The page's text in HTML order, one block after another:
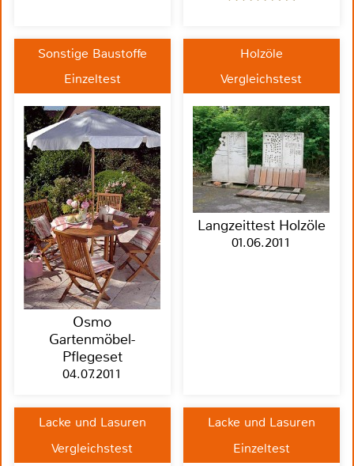
Sonstige Baustoffe
Einzeltest
Osmo
Gartenmöbel-
Pflegeset
04.07.2011
Holzöle
Vergleichstest
Langzeittest Holzöle
01.06.2011
Lacke und Lasuren
Vergleichstest
Lacke und Lasuren
Einzeltest